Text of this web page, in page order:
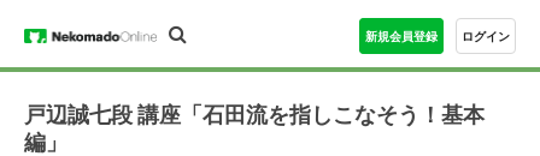
新規会員登録 ログイン
戸辺誠七段 講座「石田流を指しこなそう！基本
編」